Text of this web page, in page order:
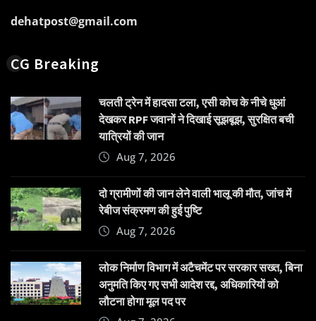
dehatpost@gmail.com
CG Breaking
चलती ट्रेन में हादसा टला, एसी कोच के नीचे धुआं
देखकर RPF जवानों ने दिखाई सूझबूझ, सुरक्षित बची
यात्रियों की जान
Aug 7, 2026
दो ग्रामीणों की जान लेने वाली भालू की मौत, जांच में
रेबीज संक्रमण की हुई पुष्टि
Aug 7, 2026
लोक निर्माण विभाग में अटैचमेंट पर सरकार सख्त, बिना
अनुमति किए गए सभी आदेश रद्द, अधिकारियों को
लौटना होगा मूल पद पर